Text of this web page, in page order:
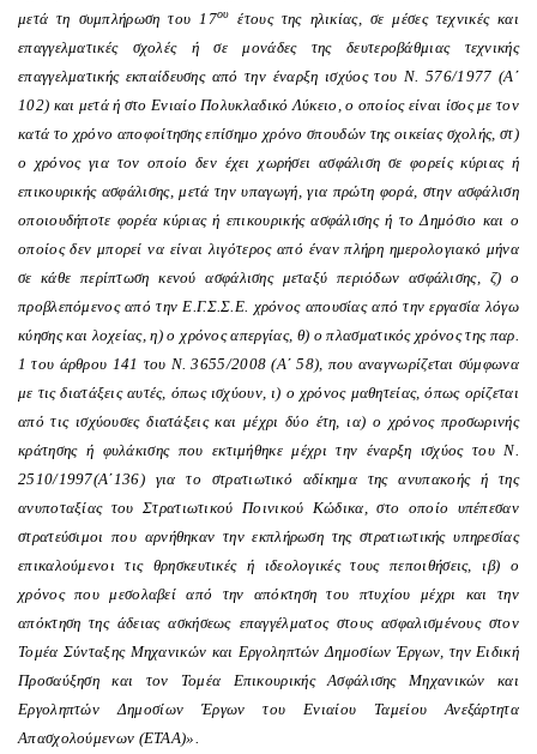
μετά τη συμπλήρωση του 17ου
έτους της ηλικίας, σε μέσες τεχνικές και
επαγγελματικές σχολές ή σε μονάδες της δευτεροβάθμιας τεχνικής
επαγγελματικής εκπαίδευσης από την έναρξη ισχύος του Ν. 576/1977 (Α΄
102) και μετά ή στο Ενιαίο Πολυκλαδικό Λύκειο, ο οποίος είναι ίσος με τον
κατά το χρόνο αποφοίτησης επίσημο χρόνο σπουδών της οικείας σχολής, στ)
ο χρόνος για τον οποίο δεν έχει χωρήσει ασφάλιση σε φορείς κύριας ή
επικουρικής ασφάλισης, μετά την υπαγωγή, για πρώτη φορά, στην ασφάλιση
οποιουδήποτε φορέα κύριας ή επικουρικής ασφάλισης ή το Δημόσιο και ο
οποίος δεν μπορεί να είναι λιγότερος από έναν πλήρη ημερολογιακό μήνα
σε κάθε περίπτωση κενού ασφάλισης μεταξύ περιόδων ασφάλισης, ζ) ο
προβλεπόμενος από την Ε.Γ.Σ.Σ.Ε. χρόνος απουσίας από την εργασία λόγω
κύησης και λοχείας, η) ο χρόνος απεργίας, θ) ο πλασματικός χρόνος της παρ.
1 του άρθρου 141 του Ν. 3655/2008 (Α΄ 58), που αναγνωρίζεται σύμφωνα
με τις διατάξεις αυτές, όπως ισχύουν, ι) ο χρόνος μαθητείας, όπως ορίζεται
από τις ισχύουσες διατάξεις και μέχρι δύο έτη, ια) ο χρόνος προσωρινής
κράτησης ή φυλάκισης που εκτιμήθηκε μέχρι την έναρξη ισχύος του Ν.
2510/1997(Α΄136) για το στρατιωτικό αδίκημα της ανυπακοής ή της
ανυποταξίας του Στρατιωτικού Ποινικού Κώδικα, στο οποίο υπέπεσαν
στρατεύσιμοι που αρνήθηκαν την εκπλήρωση της στρατιωτικής υπηρεσίας
επικαλούμενοι τις θρησκευτικές ή ιδεολογικές τους πεποιθήσεις, ιβ) ο
χρόνος που μεσολαβεί από την απόκτηση του πτυχίου μέχρι και την
απόκτηση της άδειας ασκήσεως επαγγέλματος στους ασφαλισμένους στον
Τομέα Σύνταξης Μηχανικών και Εργοληπτών Δημοσίων Έργων, την Ειδική
Προσαύξηση και τον Τομέα Επικουρικής Ασφάλισης Μηχανικών και
Εργοληπτών Δημοσίων Έργων του Ενιαίου Ταμείου Ανεξάρτητα
Απασχολούμενων (ΕΤΑΑ)».